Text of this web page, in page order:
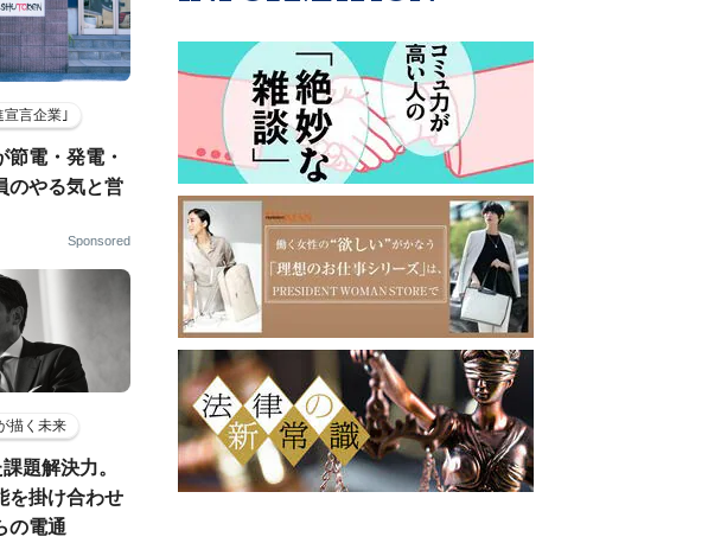
宣言企業｣
節電・発電・
のやる気と営
Sponsored
描く未来
題解決力。
を掛け合わせ
の電通